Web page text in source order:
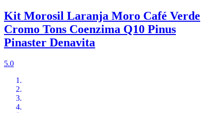
Kit Morosil Laranja Moro Café Verde
Cromo Tons Coenzima Q10 Pinus
Pinaster Denavita
5.0